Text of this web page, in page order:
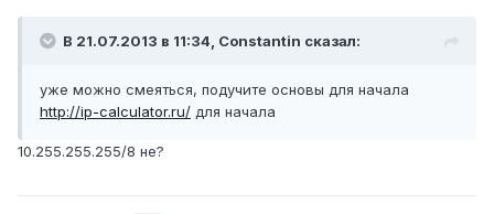
В 21.07.2013 в 11:34, Constantin сказал:
уже можно смеяться, подучите основы для начала
http://ip-calculator.ru/ для начала
10.255.255.255/8 не?